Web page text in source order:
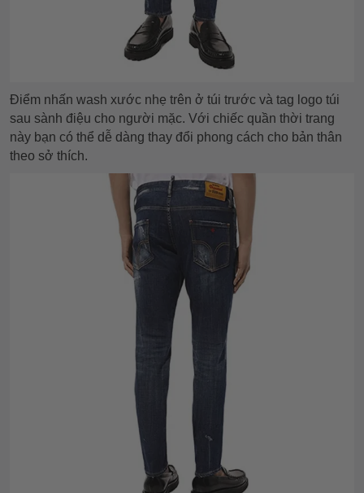
Điểm nhấn wash xước nhẹ trên ở túi trước và tag logo túi
sau sành điệu cho người mặc. Với chiếc quần thời trang
này bạn có thể dễ dàng thay đổi phong cách cho bản thân
theo sở thích.